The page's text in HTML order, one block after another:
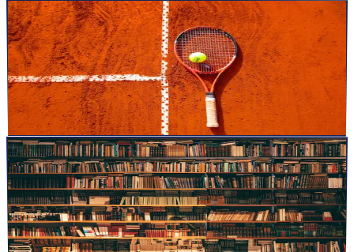
articles27 avr. 20224min
Neuro-Training dans le Tennis : Optimiser la Vision,
la Coordination et la Performance
Neuro-Training dans le Tennis Optimiser la Vision et la
Performance avec le Neuro-Training Dans le tennis, chaque fracti...
Lire la suite
articles4 janv. 20222min
40 livres à avoir lu avant tes 30 ans.
Table des matières Les 40 livres de développement personnel à
absolument à avoir lu avant tes 30 ans. Think and grow ric...
Lire la suite